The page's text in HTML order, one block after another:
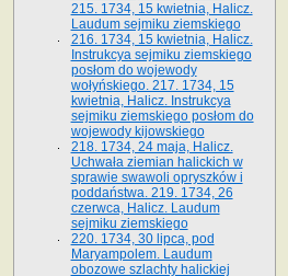
215. 1734, 15 kwietnia, Halicz.
Laudum sejmiku ziemskiego
216. 1734, 15 kwietnia, Halicz.
Instrukcya sejmiku ziemskiego
posłom do wojewody
wołyńskiego. 217. 1734, 15
kwietnia, Halicz. Instrukcya
sejmiku ziemskiego posłom do
wojewody kijowskiego
218. 1734, 24 maja, Halicz.
Uchwała ziemian halickich w
sprawie swawoli opryszków i
poddaństwa. 219. 1734, 26
czerwca, Halicz. Laudum
sejmiku ziemskiego
220. 1734, 30 lipca, pod
Maryampolem. Laudum
obozowe szlachty halickiej